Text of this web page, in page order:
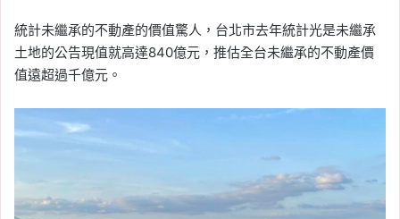
統計未繼承的不動產的價值驚人，台北市去年統計光是未繼承
土地的公告現值就高達840億元，推估全台未繼承的不動產價
值遠超過千億元。